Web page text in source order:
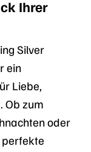
Ihrer
Silver
ein
Liebe,
Ob zum
oder
perfekte